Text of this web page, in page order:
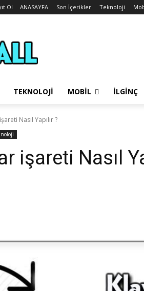
Ol ANASAYFA Son İçerikler Teknoloji
TEKNOLOJI MOBIL İLGINÇ
Nasıl Yapılır ?
işareti Nasıl